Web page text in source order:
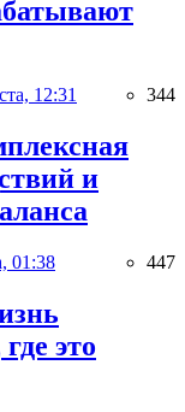
12:31 344
и
01:38 447
это